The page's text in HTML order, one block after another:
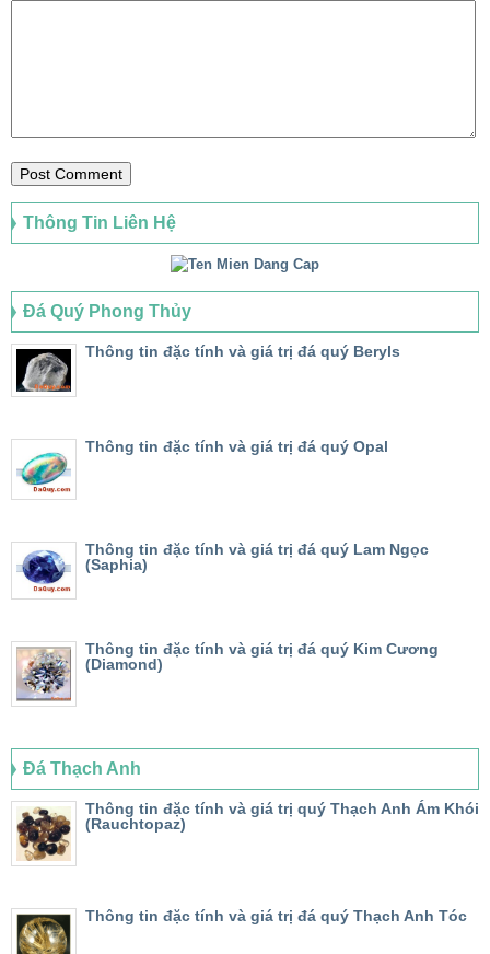
Thông Tin Liên Hệ
Đá Quý Phong Thủy
Thông tin đặc tính và giá trị đá quý Beryls
Thông tin đặc tính và giá trị đá quý Opal
Thông tin đặc tính và giá trị đá quý Lam Ngọc
(Saphia)
Thông tin đặc tính và giá trị đá quý Kim Cương
(Diamond)
Đá Thạch Anh
Thông tin đặc tính và giá trị quý Thạch Anh Ám Khói
(Rauchtopaz)
Thông tin đặc tính và giá trị đá quý Thạch Anh Tóc